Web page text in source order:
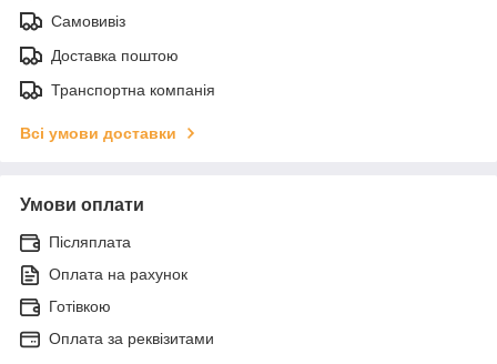
Самовивіз
Доставка поштою
Транспортна компанія
Всі умови доставки
Умови оплати
Післяплата
Оплата на рахунок
Готівкою
Оплата за реквізитами